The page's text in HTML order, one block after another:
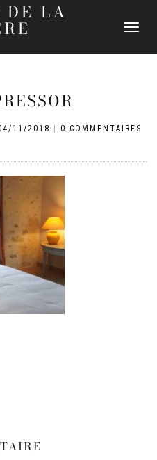
DE LA
DÉPLIER
11/2018
0 COMMENTAIRES